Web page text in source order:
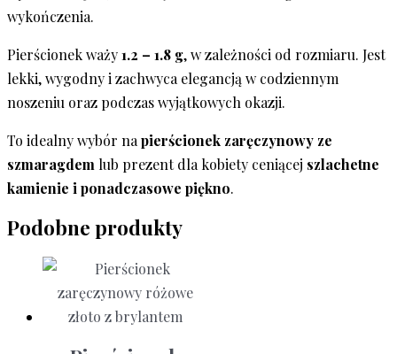
wykończenia.
Pierścionek waży1.2 – 1.8 g, w zależności od rozmiaru. Jest
lekki, wygodny i zachwyca elegancją w codziennym
noszeniu oraz podczas wyjątkowych okazji.
To idealny wybór na pierścionek zaręczynowy ze
szmaragdem lub prezent dla kobiety ceniącej szlachetne
kamienie i ponadczasowe piękno.
Podobne produkty